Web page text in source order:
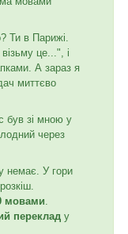
Ти в Парижі.
це...", і
А зараз я
миттєво
був зі мною у
через
немає. У гори
мовами.
переклад у